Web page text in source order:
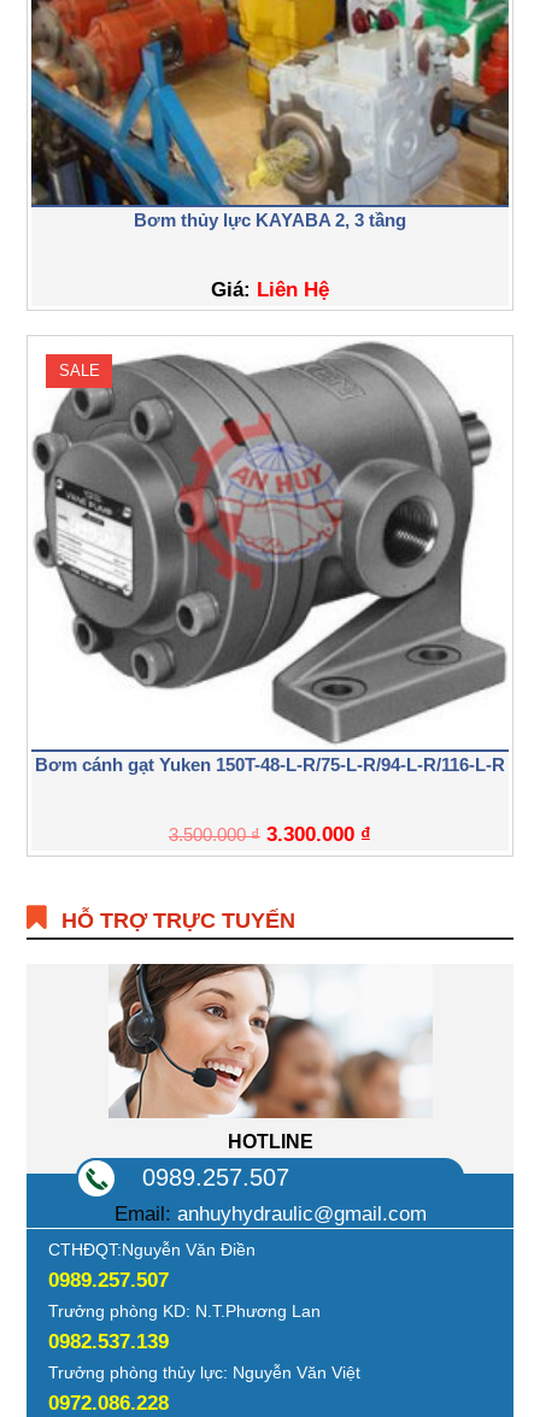
Bơm thủy lực KAYABA 2, 3 tầng
Giá: Liên Hệ
SALE
Bơm cánh gạt Yuken 150T-48-L-R/75-L-R/94-L-R/116-L-R
3.500.000₫ 3.300.000 ₫
HỖ TRỢ TRỰC TUYẾN
HOTLINE
0989.257.507
Email: anhuyhydraulic@gmail.com
CTHĐQT:Nguyễn Văn Điền
0989.257.507
Trưởng phòng KD: N.T.Phương Lan
0982.537.139
Trưởng phòng thủy lực: Nguyễn Văn Việt
0972.086.228